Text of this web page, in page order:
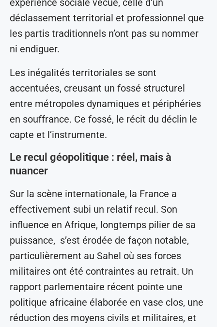
expérience sociale vécue, celle d’un
déclassement territorial et professionnel que
les partis traditionnels n’ont pas su nommer
ni endiguer.
Les inégalités territoriales se sont
accentuées, creusant un fossé structurel
entre métropoles dynamiques et périphéries
en souffrance. Ce fossé, le récit du déclin le
capte et l’instrumente.
Le recul géopolitique : réel, mais à
nuancer
Sur la scène internationale, la France a
effectivement subi un relatif recul. Son
influence en Afrique, longtemps pilier de sa
puissance, s’est érodée de façon notable,
particulièrement au Sahel où ses forces
militaires ont été contraintes au retrait. Un
rapport parlementaire récent pointe une
politique africaine élaborée en vase clos, une
réduction des moyens civils et militaires, et